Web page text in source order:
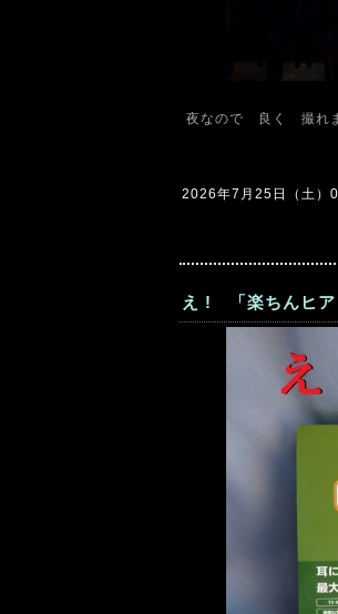
夜なので 良く 撮れ
2026年7月25日（土）
え ! 「楽ちんヒ